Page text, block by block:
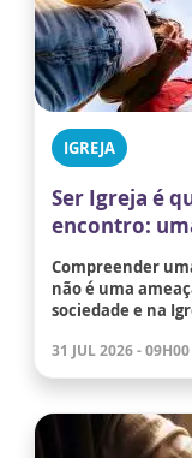
IGREJA
Ser Igreja é
encontro:
Compreender
não é uma
sociedade e na
31 JUL 2026 - 09H00